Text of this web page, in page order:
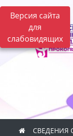
Версия сайта
для
слабовидящих
СВЕДЕНИЯ